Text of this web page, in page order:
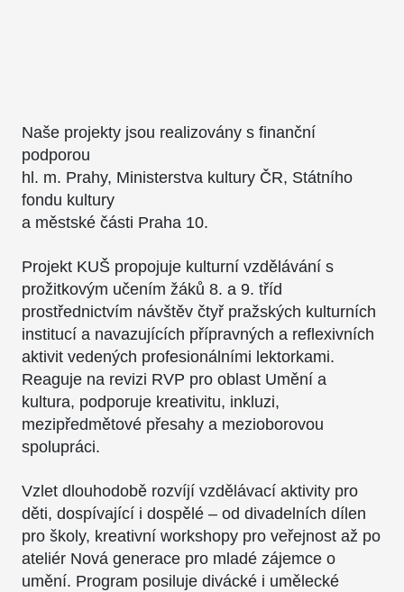
Naše projekty jsou realizovány s finanční
podporou
hl. m. Prahy, Ministerstva kultury ČR, Státního
fondu kultury
a městské části Praha 10.
Projekt KUŠ propojuje kulturní vzdělávání s
prožitkovým učením žáků 8. a 9. tříd
prostřednictvím návštěv čtyř pražských kulturních
institucí a navazujících přípravných a reflexivních
aktivit vedených profesionálními lektorkami.
Reaguje na revizi RVP pro oblast Umění a
kultura, podporuje kreativitu, inkluzi,
mezipředmětové přesahy a mezioborovou
spolupráci.
Vzlet dlouhodobě rozvíjí vzdělávací aktivity pro
děti, dospívající i dospělé – od divadelních dílen
pro školy, kreativní workshopy pro veřejnost až po
ateliér Nová generace pro mladé zájemce o
umění. Program posiluje divácké i umělecké